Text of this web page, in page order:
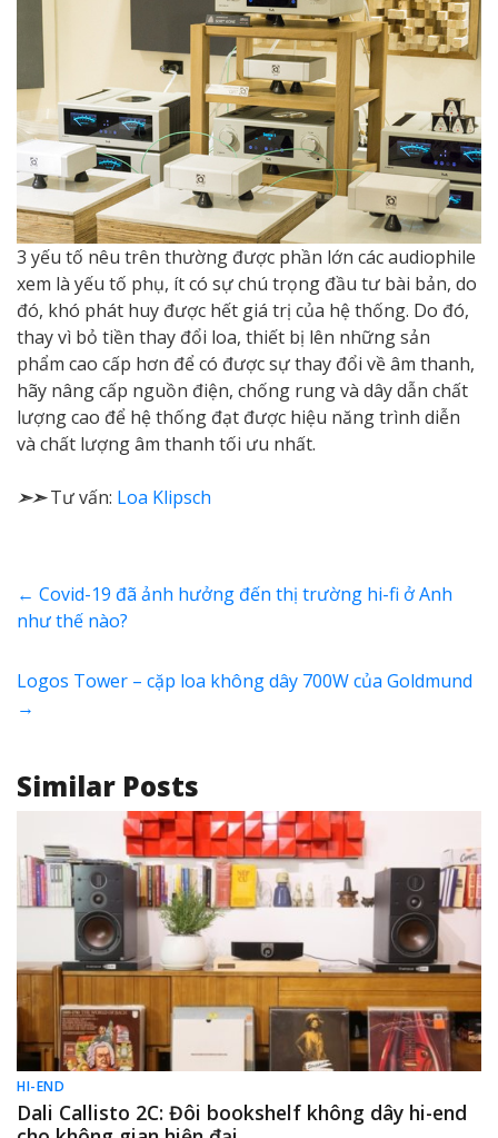
3 yếu tố nêu trên thường được phần lớn các audiophile
xem là yếu tố phụ, ít có sự chú trọng đầu tư bài bản, do
đó, khó phát huy được hết giá trị của hệ thống. Do đó,
thay vì bỏ tiền thay đổi loa, thiết bị lên những sản
phẩm cao cấp hơn để có được sự thay đổi về âm thanh,
hãy nâng cấp nguồn điện, chống rung và dây dẫn chất
lượng cao để hệ thống đạt được hiệu năng trình diễn
và chất lượng âm thanh tối ưu nhất.
➣➣Tư vấn: Loa Klipsch
← Covid-19 đã ảnh hưởng đến thị trường hi-fi ở Anh
như thế nào?
Logos Tower – cặp loa không dây 700W của Goldmund
→
Similar Posts
HI-END
Dali Callisto 2C: Đôi bookshelf không dây hi-end